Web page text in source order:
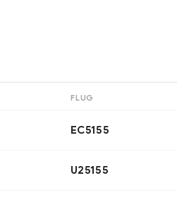
FLUG
EC5155
U25155